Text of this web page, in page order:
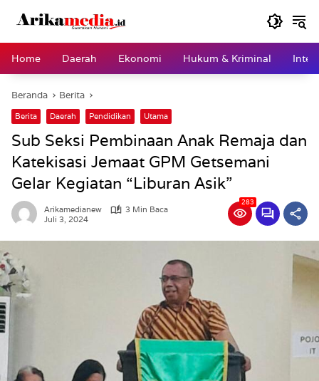
Home
Daerah Ekonomi Hukum & Kriminal
Beranda Berita
Berita Daerah Pendidikan Utama
Sub Seksi Pembinaan Anak Remaja dan
Katekisasi Jemaat GPM Getsemani
Gelar Kegiatan “Liburan Asik”
Arikamedianew
3 Min Baca
Juli 3, 2024
283